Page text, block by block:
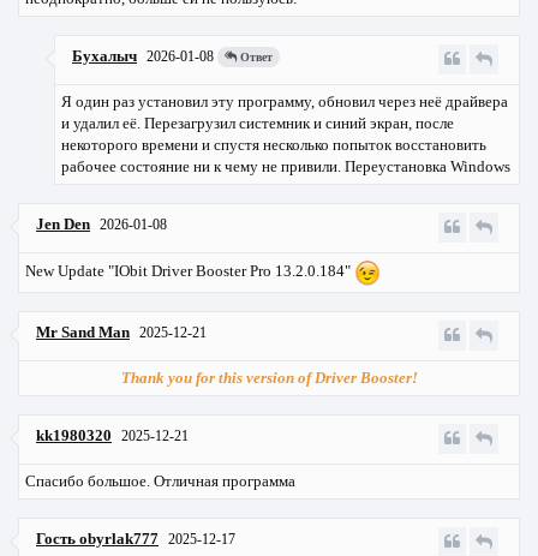
Бухалыч 2026-01-08 Ответ
Я один раз установил эту программу, обновил через неё драйвера
и удалил её. Перезагрузил системник и синий экран, после
некоторого времени и спустя несколько попыток восстановить
рабочее состояние ни к чему не привили. Переустановка Windows
Jen Den 2026-01-08
New Update "IObit Driver Booster Pro 13.2.0.184"
Mr Sand Man 2025-12-21
Thank you for this version of Driver Booster!
kk1980320 2025-12-21
Спасибо большое. Отличная программа
Гость obyrlak777 2025-12-17